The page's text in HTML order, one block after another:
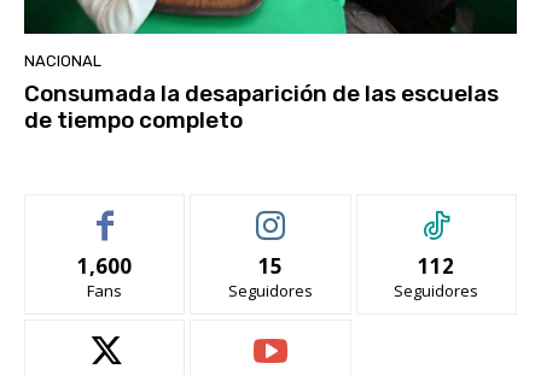
NACIONAL
Consumada la desaparición de las escuelas
de tiempo completo
1,600
Fans
15
Seguidores
112
Seguidores